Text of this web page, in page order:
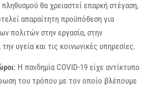
θα χρειαστεί επαρκή στέγαση,
απαραίτητη προϋπόθεση για
πολιτών στην εργασία, στην
υγεία και τις κοινωνικές υπηρεσίες.
: Η πανδημία COVID-19 είχε αντίκτυπο
του τρόπου με τον οποίο βλέπουμε